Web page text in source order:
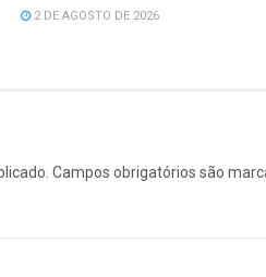
2 DE AGOSTO DE 2026
Campos obrigatórios são